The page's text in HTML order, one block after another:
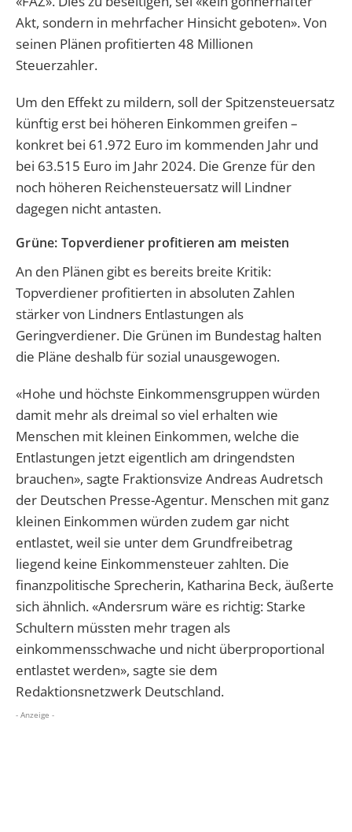
Akt, sondern in mehrfacher Hinsicht geboten». Von
seinen Plänen profitierten 48 Millionen
Steuerzahler.
Um den Effekt zu mildern, soll der Spitzensteuersatz
künftig erst bei höheren Einkommen greifen –
konkret bei 61.972 Euro im kommenden Jahr und
bei 63.515 Euro im Jahr 2024. Die Grenze für den
noch höheren Reichensteuersatz will Lindner
dagegen nicht antasten.
Grüne: Topverdiener profitieren am meisten
An den Plänen gibt es bereits breite Kritik:
Topverdiener profitierten in absoluten Zahlen
stärker von Lindners Entlastungen als
Geringverdiener. Die Grünen im Bundestag halten
die Pläne deshalb für sozial unausgewogen.
«Hohe und höchste Einkommensgruppen würden
damit mehr als dreimal so viel erhalten wie
Menschen mit kleinen Einkommen, welche die
Entlastungen jetzt eigentlich am dringendsten
brauchen», sagte Fraktionsvize Andreas Audretsch
der Deutschen Presse-Agentur. Menschen mit ganz
kleinen Einkommen würden zudem gar nicht
entlastet, weil sie unter dem Grundfreibetrag
liegend keine Einkommensteuer zahlten. Die
finanzpolitische Sprecherin, Katharina Beck, äußerte
sich ähnlich. «Andersrum wäre es richtig: Starke
Schultern müssten mehr tragen als
einkommensschwache und nicht überproportional
entlastet werden», sagte sie dem
Redaktionsnetzwerk Deutschland.
- Anzeige -